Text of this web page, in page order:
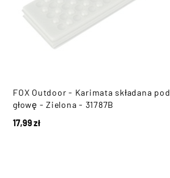
FOX Outdoor - Karimata składana pod
głowę - Zielona - 31787B
17,99zł